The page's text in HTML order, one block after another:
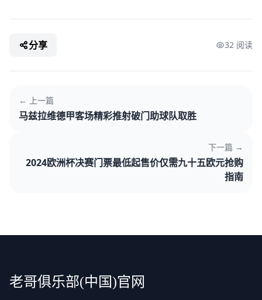
分享 32 阅读
← 上一篇
马兹拉维德甲客场精彩推射破门助球队取胜
下一篇 →
2024欧洲杯决赛门票最低起售价仅需九十五欧元抢购
指南
老哥俱乐部(中国)官网